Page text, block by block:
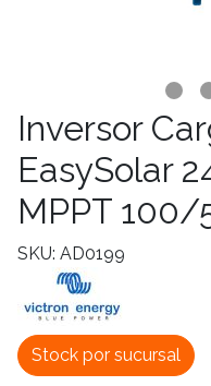
Inversor
EasySolar
MPPT 100/
SKU: AD0199
Stock por sucursal